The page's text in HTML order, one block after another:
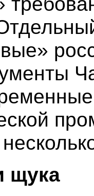
щука